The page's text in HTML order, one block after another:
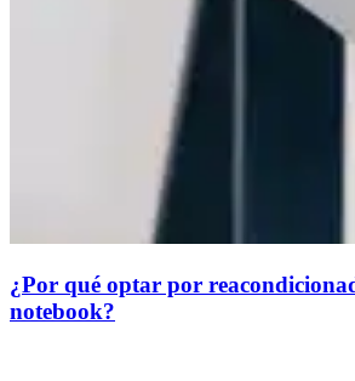
¿Por qué optar por
notebook?